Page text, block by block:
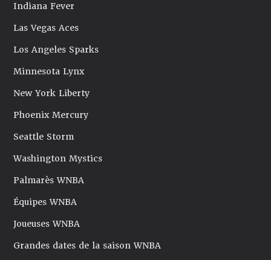
Indiana Fever
Las Vegas Aces
Los Angeles Sparks
Minnesota Lynx
New York Liberty
Phoenix Mercury
Seattle Storm
Washington Mystics
Palmarès WNBA
Équipes WNBA
Joueuses WNBA
Grandes dates de la saison WNBA